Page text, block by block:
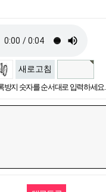
새로고침
방지 숫자를 순서대로 입력하세요.